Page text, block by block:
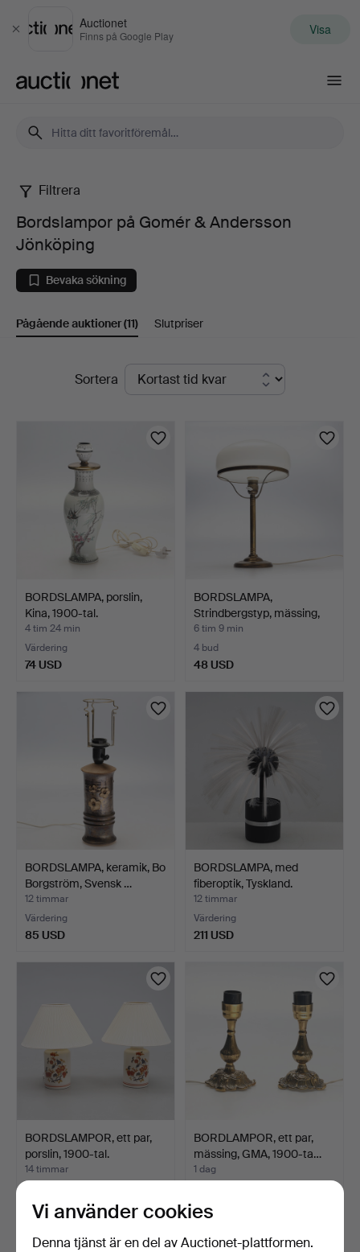
Stäng
Auctionet
Finns på Google Play Visa
Bordslampor
på
Gomér
Jönköping
Filtrera
Bordslampor på Gomér & Andersson
Jönköping
Bevaka sökning
Pågående auktioner(11) Slutpriser
PågåendeSortera
BORDSLAMPA, porslin,
Kina, 1900-tal.
4 tim 24 min
Värdering
74 USD
BORDSLAMPA,
Strindbergstyp, mässing,
med v…
6 tim 9 min
4 bud
48 USD
BORDSLAMPA, keramik, Bo
Borgström, Svensk …
12 timmar
Värdering
85 USD
BORDSLAMPA, med
fiberoptik, Tyskland.
12 timmar
Värdering
211 USD
BORDSLAMPOR, ett par,
porslin, 1900-tal.
14 timmar
32 USD
BORDLAMPOR, ett par,
mässing, GMA, 1900-ta…
1 dag
53 USD
Vi använder cookies
Denna tjänst är en del av Auctionet-plattformen.